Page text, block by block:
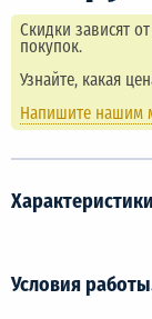
Скидки зависят
покупок.
Узнайте, какая
Напишите нашим
Характеристики
Условия